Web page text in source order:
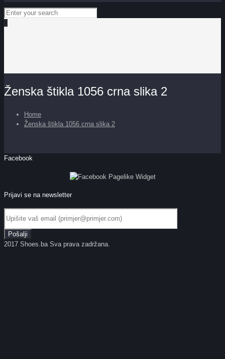
0
Ženska štikla 1056 crna slika 2
Home
Ženska štikla 1056 crna slika 2
Facebook
Prijavi se na newsletter
2017 Shoes.ba Sva prava zadržana.